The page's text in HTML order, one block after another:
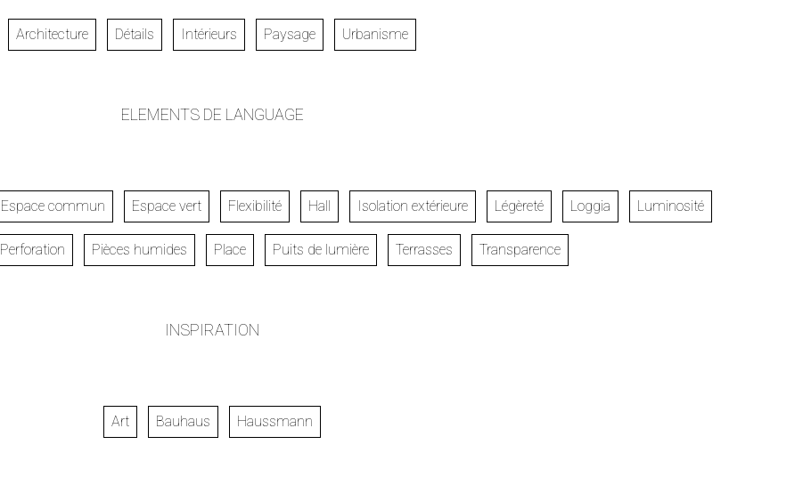
Architecture Détails Intérieurs Paysage Urbanisme
ELEMENTS DE LANGUAGE
Espace commun Espace vert Flexibilité Hall Isolation extérieure Légèreté Loggia Luminosité
Perforation Pièces humides Place Puits de lumière Terrasses Transparence
INSPIRATION
Art Bauhaus Haussmann